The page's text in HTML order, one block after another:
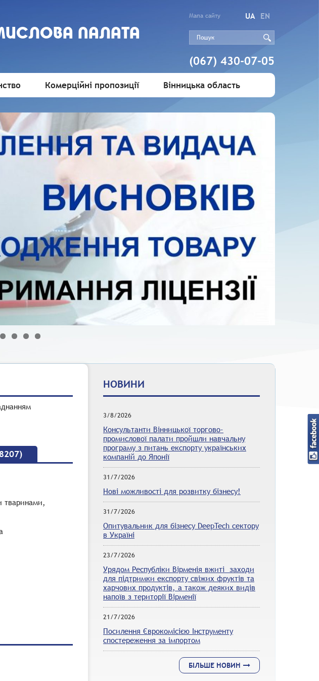
ПАЛАТА
Мапа сайту UA EN
(067) 430-07-05
Комерційні пропозиції Вінницька область
НОВИНИ
3/8/2026
Консультанти Вінницької торгово-
промислової палати пройшли навчальну
програму з питань експорту українських
компаній до Японії
31/7/2026
Нові можливості для розвитку бізнесу!
31/7/2026
Опитувальник для бізнесу DeepTech сектору
в Україні
23/7/2026
Урядом Республіки Вірменія вжиті заходи
для підтримки експорту свіжих фруктів та
харчових продуктів, а також деяких видів
напоїв з території Вірменії
21/7/2026
Посилення Єврокомісією Інструменту
спостереження за імпортом
БІЛЬШЕ НОВИН
тваринами,